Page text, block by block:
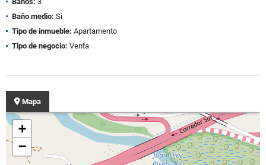
Baño medio: Si
Tipo de inmueble: Apartamento
Tipo de negocio: Venta
Mapa
+
−